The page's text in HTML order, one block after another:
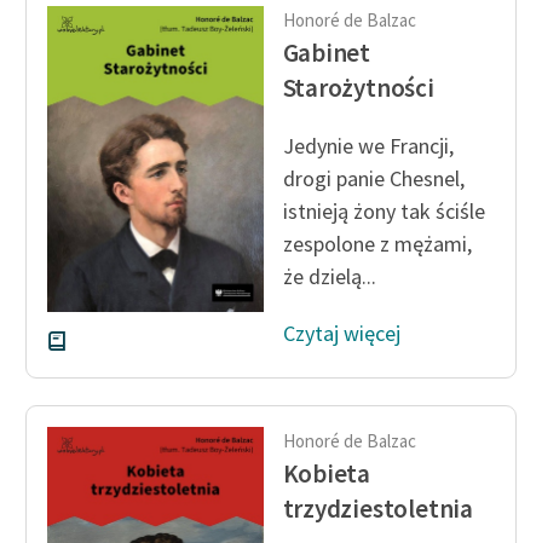
Honoré de Balzac
Gabinet
Starożytności
Jedynie we Francji,
drogi panie Chesnel,
istnieją żony tak ściśle
zespolone z mężami,
że dzielą...
Czytaj więcej
Honoré de Balzac
Kobieta
trzydziestoletnia